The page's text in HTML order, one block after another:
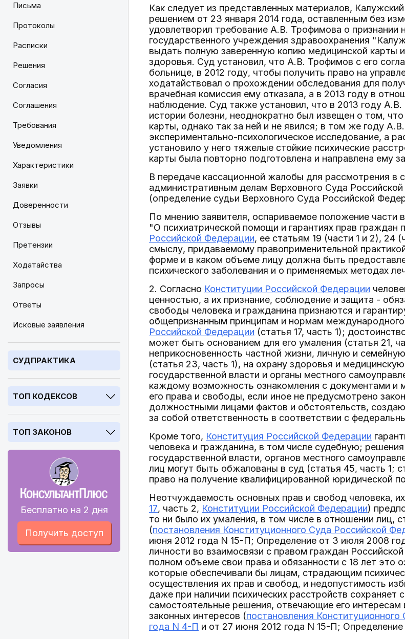
Письма
Протоколы
Расписки
Решения
Согласия
Соглашения
Требования
Уведомления
Характеристики
Заявки
Доверенности
Отзывы
Претензии
Ходатайства
Запросы
Ответы
Исковые заявления
СУДПРАКТИКА
ТОП КОДЕКСОВ
ТОП ЗАКОНОВ
Бесплатно на 2 дня
Получить доступ
Как следует из представленных материалов,
решением от 23 января 2014 года, оставленным без
удовлетворил требование А.В. Трофимова о признании
государственного учреждения здравоохранения
выдать полную заверенную копию медицинской карты
здоровья. Суд установил, что А.В. Трофимов с его
больнице, в 2012 году, чтобы получить право на
ходатайствовал о прохождении обследования для
врачебная комиссия ему отказала, а в 2013 году в
наблюдение. Суд также установил, что в 2013 году
истории болезни, неоднократно был извещен о том,
карты, однако так за ней и не явился; в том же году
экспериментально-психологическое исследование, а
установило у него тяжелые стойкие психические
карты была повторно подготовлена и направлена ему
В передаче кассационной жалобы для рассмотрения в
административным делам Верховного Суда
(определение судьи Верховного Суда Российской
По мнению заявителя, оспариваемое положение части
"О психиатрической помощи и гарантиях прав граждан
Российской Федерации, ее статьям 19 (части 1 и 2), 24
смыслу, придаваемому правоприменительной
форме и в каком объеме лицу должна быть
психического заболевания и о применяемых методах
2. Согласно Конституции Российской Федерации
ценностью, а их признание, соблюдение и защита -
свободы человека и гражданина признаются и
общепризнанным принципам и нормам международного
Российской Федерации (статья 17, часть 1);
может быть основанием для его умаления (статья 21,
неприкосновенность частной жизни, личную и
(статья 23, часть 1), на охрану здоровья и
государственной власти и органы местного
каждому возможность ознакомления с документами и
его права и свободы, если иное не предусмотрено
должностными лицами фактов и обстоятельств,
за собой ответственность в соответствии с
Кроме того, Конституция Российской Федерации
человека и гражданина, в том числе судебную;
государственной власти, органов местного
лиц могут быть обжалованы в суд (статья 45, часть 1;
право на получение квалифицированной юридической
Неотчуждаемость основных прав и свобод человека,
17, часть 2, Конституции Российской Федерации)
то ни было их умаления, в том числе в отношении лиц,
(постановления Конституционного Суда Российской
июня 2012 года N 15-П; Определение от 3 июля 2008
личности во взаимосвязи с правом граждан
полном объеме свои права и обязанности с 18 лет это
которые обеспечивали бы лицам, страдающим
осуществления их прав и свобод, и недопустимость
даже при наличии психических расстройств сохраняет
самостоятельные решения, отвечающие его
законных интересов (постановления
года N 4-П и от 27 июня 2012 года N 15-П;